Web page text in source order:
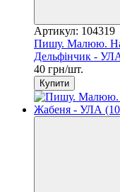
Артикул: 104319
Пишу. Малюю.
Дельфінчик -
40 грн/шт.
Купити